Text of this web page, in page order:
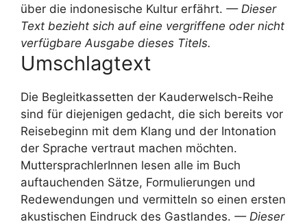
über die indonesische Kultur erfährt. — Dieser
Text bezieht sich auf eine vergriffene oder nicht
verfügbare Ausgabe dieses Titels.
Umschlagtext
Die Begleitkassetten der Kauderwelsch-Reihe
sind für diejenigen gedacht, die sich bereits vor
Reisebeginn mit dem Klang und der Intonation
der Sprache vertraut machen möchten.
MuttersprachlerInnen lesen alle im Buch
auftauchenden Sätze, Formulierungen und
Redewendungen und vermitteln so einen ersten
akustischen Eindruck des Gastlandes. — Dieser